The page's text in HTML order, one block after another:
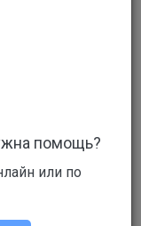
Да
помощь?
или по